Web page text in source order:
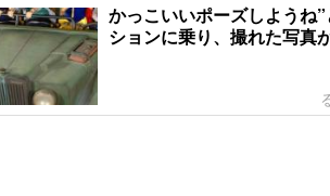
かっこいいポーズしようね
ションに乗り、撮れた写真